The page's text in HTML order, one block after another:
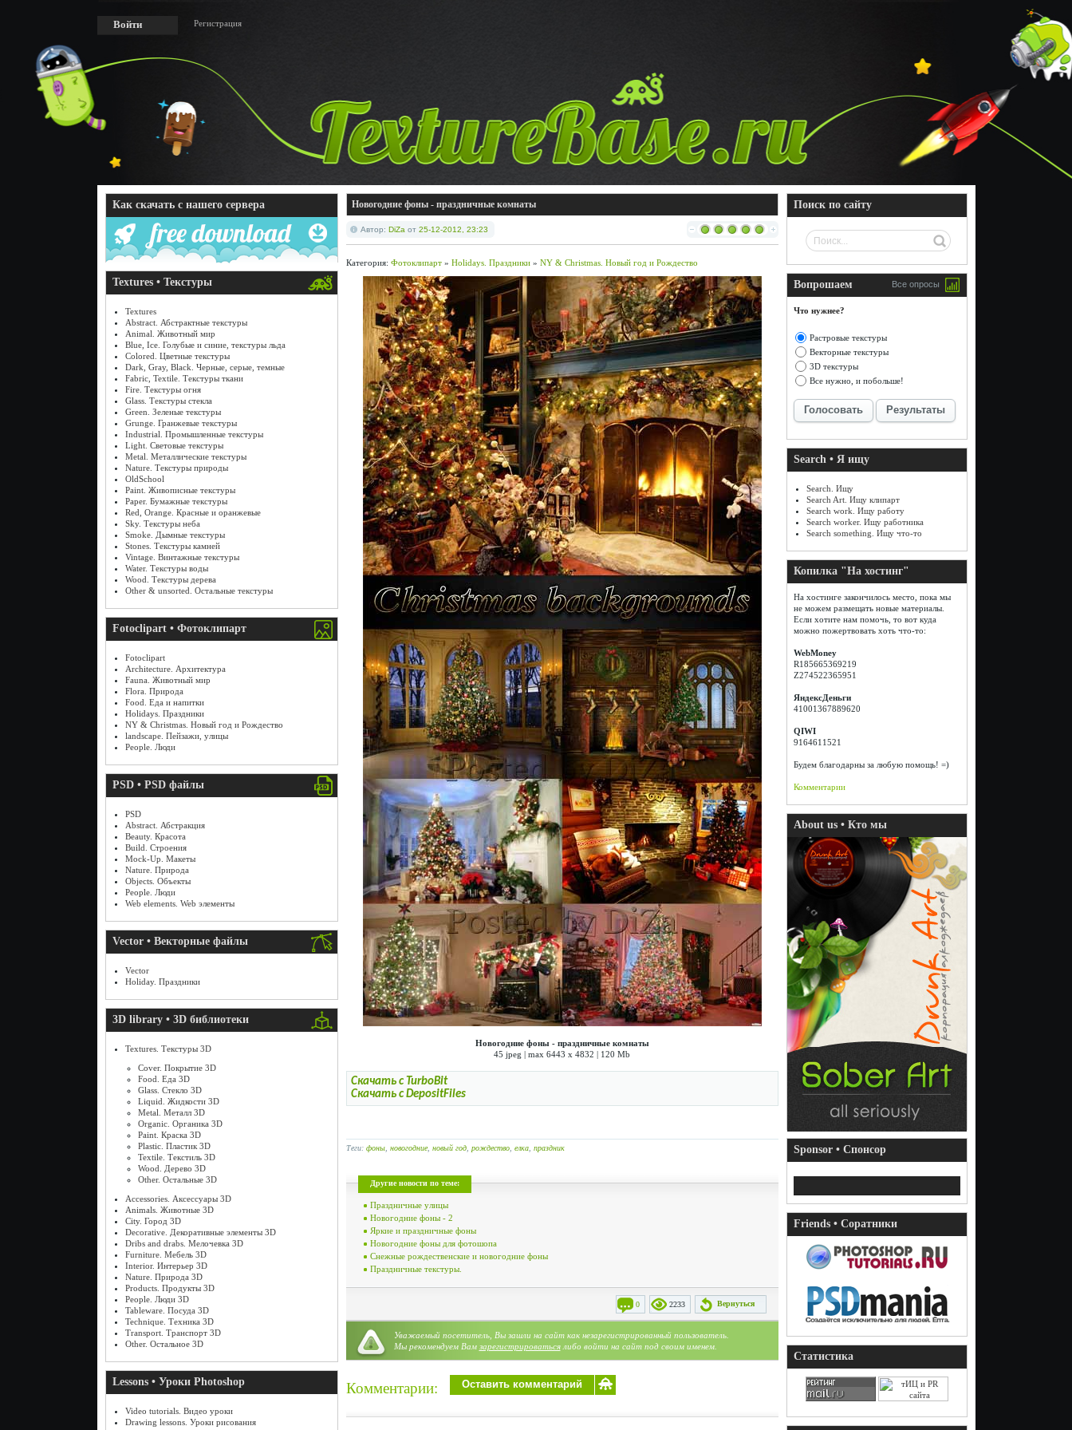
Войти Регистрация
Как скачать с нашего сервера
Textures • Текстуры
Textures
Abstract. Абстрактные текстуры
Animal. Животный мир
Blue, Ice. Голубые и синие, текстуры льда
Colored. Цветные текстуры
Dark, Gray, Black. Черные, серые, темные
Fabric, Textile. Текстуры ткани
Fire. Текстуры огня
Glass. Текстуры стекла
Green. Зеленые текстуры
Grunge. Гранжевые текстуры
Industrial. Промышленные текстуры
Light. Световые текстуры
Metal. Металлические текстуры
Nature. Текстуры природы
OldSchool
Paint. Живописные текстуры
Paper. Бумажные текстуры
Red, Orange. Красные и оранжевые
Sky. Текстуры неба
Smoke. Дымные текстуры
Stones. Текстуры камней
Vintage. Винтажные текстуры
Water. Текстуры воды
Wood. Текстуры дерева
Other & unsorted. Остальные текстуры
Fotoclipart • Фотоклипарт
Fotoclipart
Architecture. Архитектура
Fauna. Животный мир
Flora. Природа
Food. Еда и напитки
Holidays. Праздники
NY & Christmas. Новый год и Рождество
landscape. Пейзажи, улицы
People. Люди
PSD • PSD файлы
PSD
Abstract. Абстракция
Beauty. Красота
Build. Строения
Mock-Up. Макеты
Nature. Природа
Objects. Объекты
People. Люди
Web elements. Web элементы
Vector • Векторные файлы
Vector
Holiday. Праздники
3D library • 3D библиотеки
Textures. Текстуры 3D
Cover. Покрытие 3D
Food. Еда 3D
Glass. Стекло 3D
Liquid. Жидкости 3D
Metal. Металл 3D
Organic. Органика 3D
Paint. Краска 3D
Plastic. Пластик 3D
Textile. Текстиль 3D
Wood. Дерево 3D
Other. Остальные 3D
Accessories. Аксессуары 3D
Animals. Животные 3D
City. Город 3D
Decorative. Декоративные элементы 3D
Dribs and drabs. Мелочевка 3D
Furniture. Мебель 3D
Interior. Интерьер 3D
Nature. Природа 3D
Products. Продукты 3D
People. Люди 3D
Tableware. Посуда 3D
Technique. Техника 3D
Transport. Транспорт 3D
Other. Остальное 3D
Lessons • Уроки Photoshop
Video tutorials. Видео уроки
Drawing lessons. Уроки рисования
Новогодние фоны - праздничные комнаты
Автор: DiZa от 25-12-2012, 23:23
Категория: Фотоклипарт» Holidays. Праздники» NY & Christmas. Новый год и Рождество
Новогодние фоны - праздничные комнаты
45 jpeg | max 6443 x 4832 | 120 Mb
Скачать с TurboBit
Скачать с DepositFiles
Теги: фоны, новогодние, новый год, рождество, елка, праздник
Другие новости по теме:
Праздничные улицы
Новогодние фоны - 2
Яркие и праздничные фоны
Новогодние фоны для фотошопа
Снежные рождественские и новогодние фоны
Праздничные текстуры.
Вернуться
2233
0
Категория:Фотоклипарт »Holidays. Праздники»NY & Christmas. Новый год и Рождество
Уважаемый посетитель, Вы зашли на сайт как незарегистрированный пользователь.
Мы рекомендуем Вам зарегистрироватьсялибо войти на сайт под своим именем.
Комментарии: Оставить комментарий
Поиск по сайту
Вопрошаем Все опросы
Что нужнее?
Растровые текстуры
Векторные текстуры
3D текстуры
Все нужно, и побольше!
Голосовать Результаты
Search • Я ищу
Search. Ищу
Search Art. Ищу клипарт
Search work. Ищу работу
Search worker. Ищу работника
Search something. Ищу что-то
Копилка "На хостинг"
На хостинге закончилось место, пока мы
не можем размещать новые материалы.
Если хотите нам помочь, то вот куда
можно пожертвовать хоть что-то:
WebMoney
R185665369219
Z274522365951
ЯндексДеньги
41001367889620
QIWI
9164611521
Будем благодарны за любую помощь! =)
Комментарии
About us • Кто мы
Sponsor • Спонсор
Friends • Соратники
Статистика